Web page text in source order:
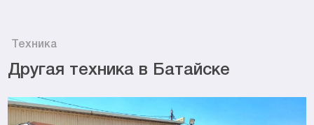
Техника
Другая техника в Батайске